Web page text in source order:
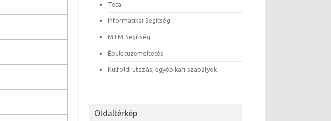
Teta
Informatikai Segítség
MTM Segítség
Épületüzemeltetés
Külföldi utazás, egyéb kari szabályok
Oldaltérkép